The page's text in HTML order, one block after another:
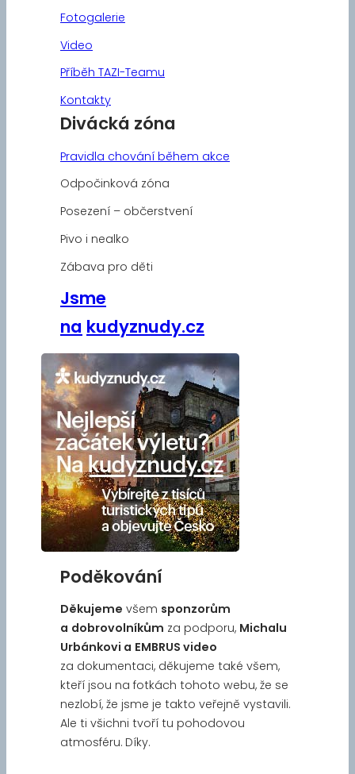
Fotogalerie
Video
Příběh TAZI-Teamu
Kontakty
Divácká zóna
Pravidla chování během akce
Odpočinková zóna
Posezení – občerstvení
Pivo i nealko
Zábava pro děti
Jsme
na kudyznudy.cz
Poděkování
Děkujeme všem sponzorům
a dobrovolníkům za podporu, Michalu
Urbánkovi a EMBRUS video
za dokumentaci, děkujeme také všem,
kteří jsou na fotkách tohoto webu, že se
nezlobí, že jsme je takto veřejně vystavili.
Ale ti všichni tvoří tu pohodovou
atmosféru. Díky.